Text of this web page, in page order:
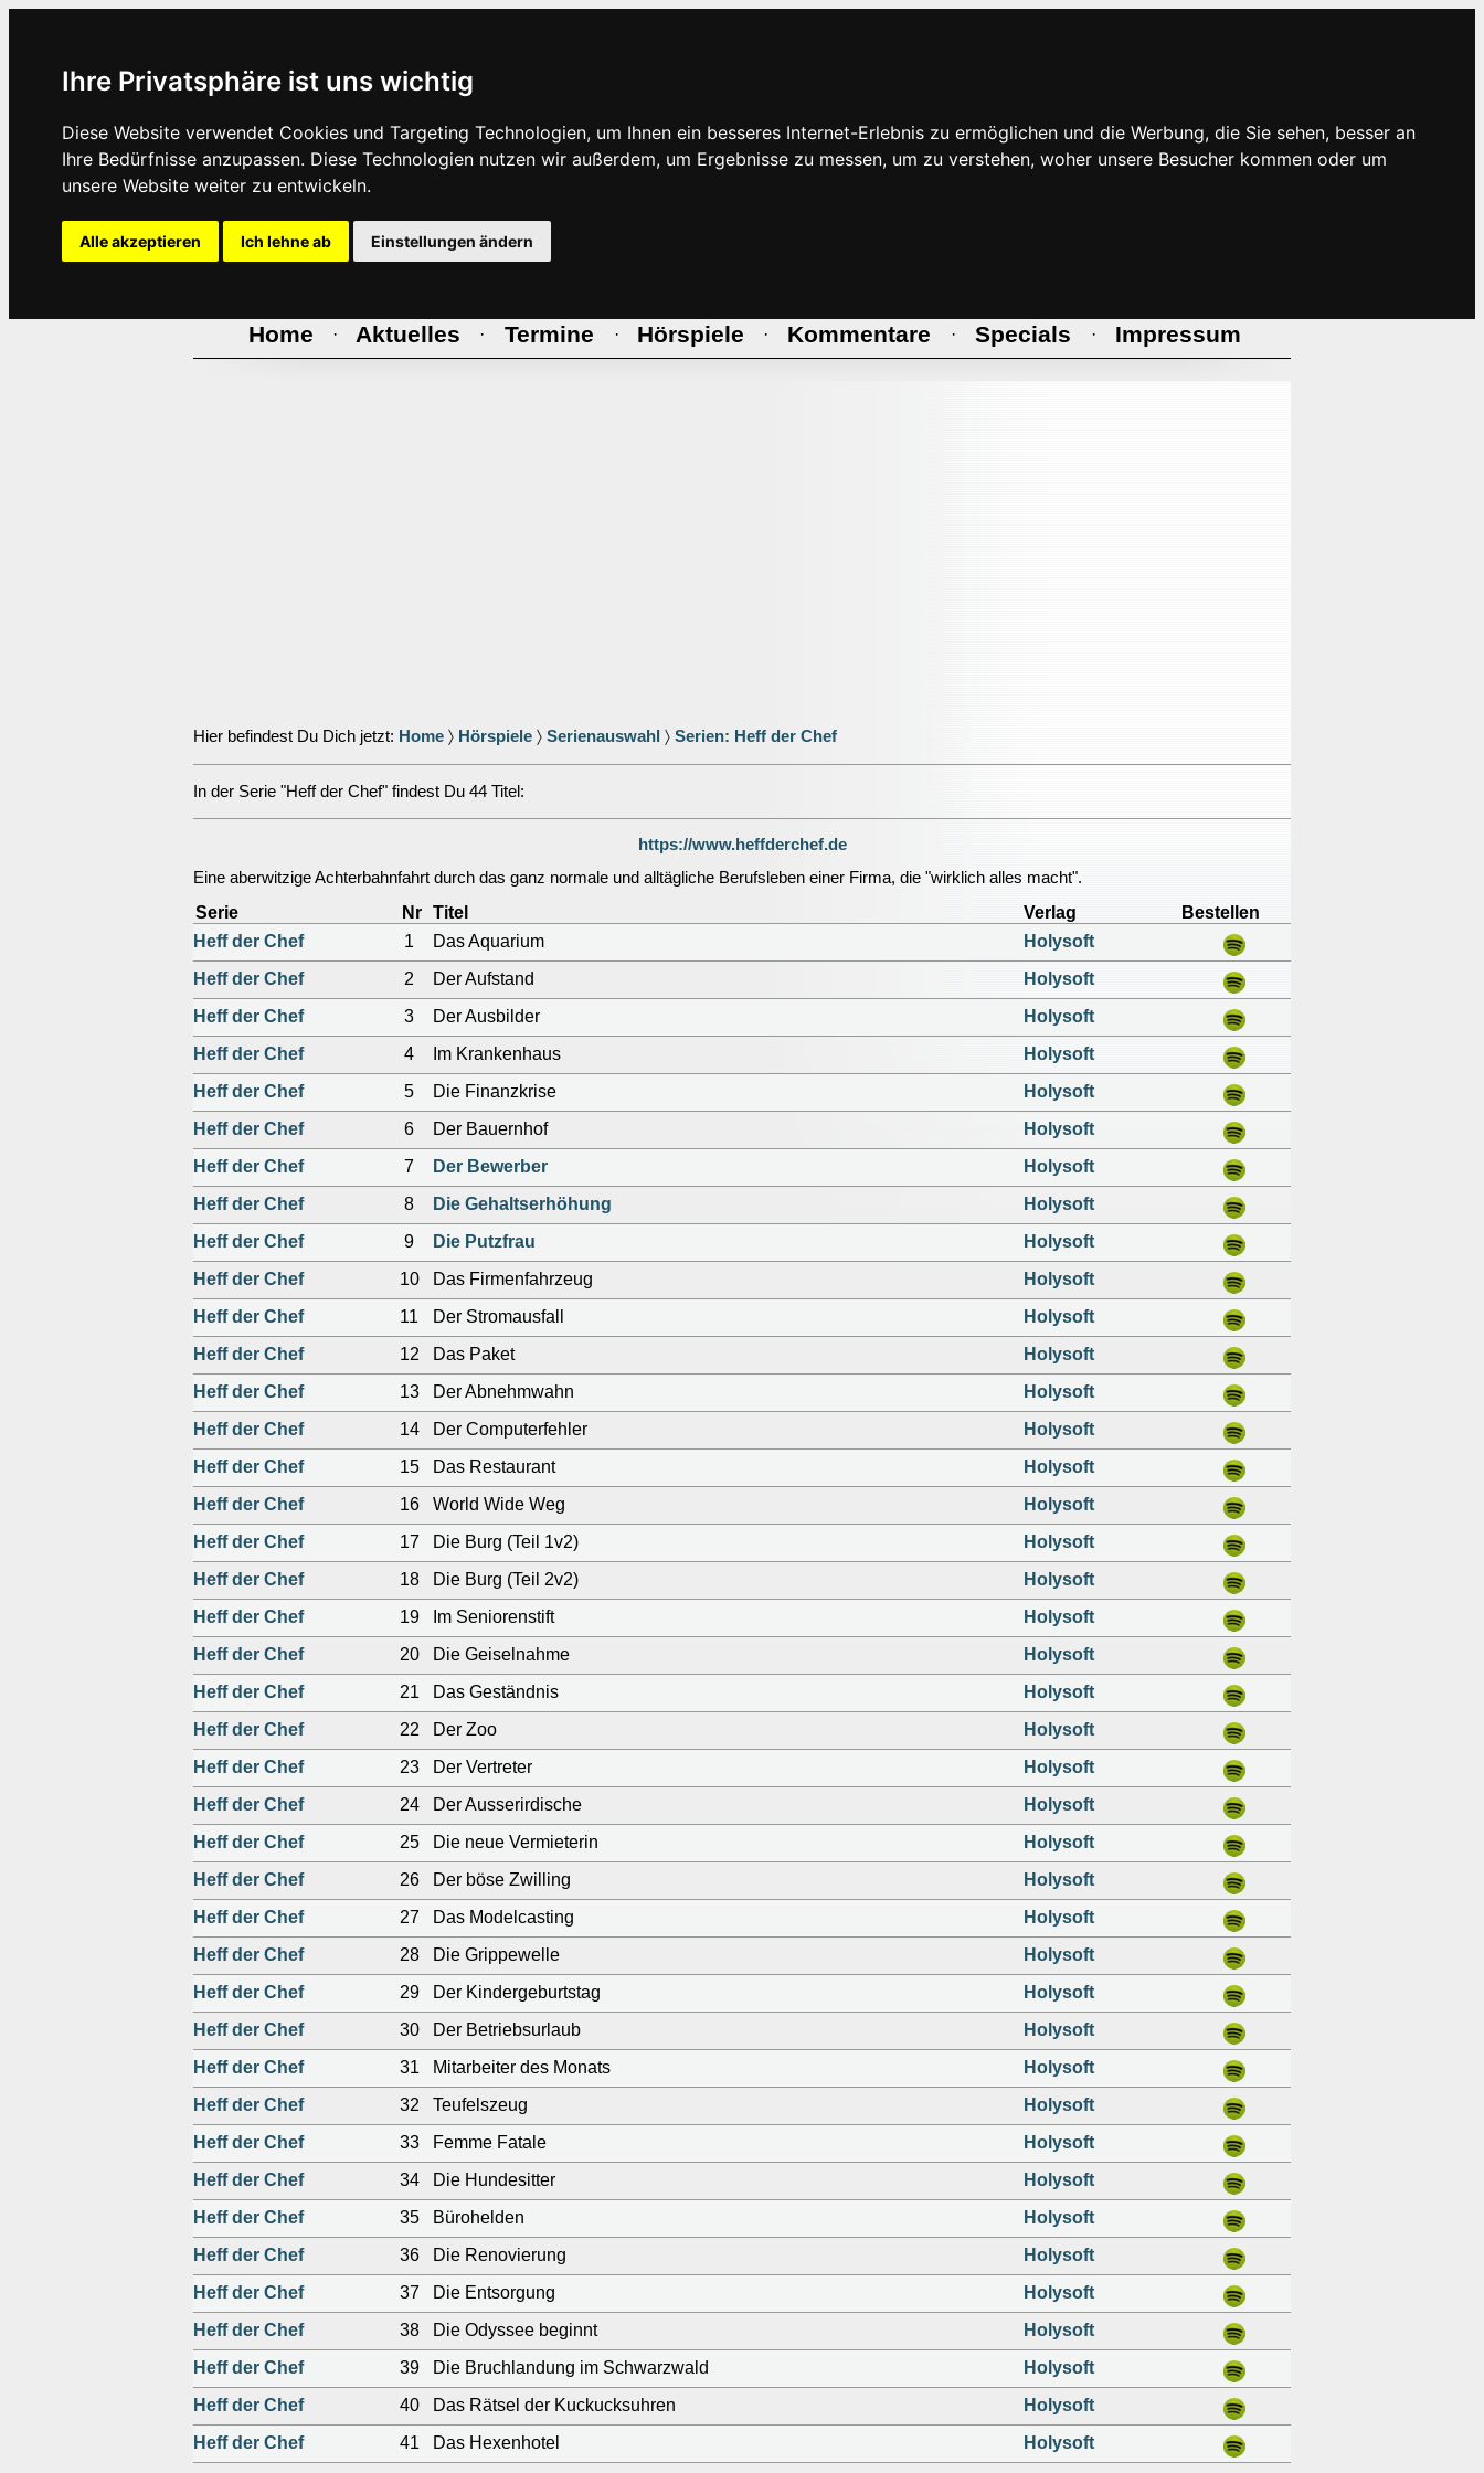
Ihre Privatsphäre ist uns wichtig
Diese Website verwendet Cookies und Targeting Technologien, um Ihnen ein besseres Internet-Erlebnis zu ermöglichen und die Werbung, die Sie sehen, besser an
Ihre Bedürfnisse anzupassen. Diese Technologien nutzen wir außerdem, um Ergebnisse zu messen, um zu verstehen, woher unsere Besucher kommen oder um
unsere Website weiter zu entwickeln.
Alle akzeptieren Ich lehne ab Einstellungen ändern
Home · Aktuelles · Termine · Hörspiele · Kommentare · Specials · Impressum
Hier befindest Du Dich jetzt: Home 〉 Hörspiele 〉 Serienauswahl 〉 Serien: Heff der Chef
In der Serie "Heff der Chef" findest Du 44 Titel:
https://www.heffderchef.de
Eine aberwitzige Achterbahnfahrt durch das ganz normale und alltägliche Berufsleben einer Firma, die "wirklich alles macht".
Serie Nr Titel Verlag
Bestellen
Heff der Chef
1 Das Aquarium
Holysoft
Heff der Chef
2 Der Aufstand
Holysoft
Heff der Chef
3 Der Ausbilder
Holysoft
Heff der Chef
4 Im Krankenhaus
Holysoft
Heff der Chef
5 Die Finanzkrise
Holysoft
Heff der Chef
6 Der Bauernhof
Holysoft
Heff der Chef
7 Der Bewerber
Holysoft
Heff der Chef
8 Die Gehaltserhöhung
Holysoft
Heff der Chef
9 Die Putzfrau
Holysoft
Heff der Chef
10 Das Firmenfahrzeug
Holysoft
Heff der Chef
11 Der Stromausfall
Holysoft
Heff der Chef
12 Das Paket
Holysoft
Heff der Chef
13 Der Abnehmwahn
Holysoft
Heff der Chef
14 Der Computerfehler
Holysoft
Heff der Chef
15 Das Restaurant
Holysoft
Heff der Chef
16 World Wide Weg
Holysoft
Heff der Chef
17 Die Burg (Teil 1v2)
Holysoft
Heff der Chef
18 Die Burg (Teil 2v2)
Holysoft
Heff der Chef
19 Im Seniorenstift
Holysoft
Heff der Chef
20 Die Geiselnahme
Holysoft
Heff der Chef
21 Das Geständnis
Holysoft
Heff der Chef
22 Der Zoo
Holysoft
Heff der Chef
23 Der Vertreter
Holysoft
Heff der Chef
24 Der Ausserirdische
Holysoft
Heff der Chef
25 Die neue Vermieterin
Holysoft
Heff der Chef
26 Der böse Zwilling
Holysoft
Heff der Chef
27 Das Modelcasting
Holysoft
Heff der Chef
28 Die Grippewelle
Holysoft
Heff der Chef
29 Der Kindergeburtstag
Holysoft
Heff der Chef
30 Der Betriebsurlaub
Holysoft
Heff der Chef
31 Mitarbeiter des Monats
Holysoft
Heff der Chef
32 Teufelszeug
Holysoft
Heff der Chef
33 Femme Fatale
Holysoft
Heff der Chef
34 Die Hundesitter
Holysoft
Heff der Chef
35 Bürohelden
Holysoft
Heff der Chef
36 Die Renovierung
Holysoft
Heff der Chef
37 Die Entsorgung
Holysoft
Heff der Chef
38 Die Odyssee beginnt
Holysoft
Heff der Chef
39 Die Bruchlandung im Schwarzwald
Holysoft
Heff der Chef
40 Das Rätsel der Kuckucksuhren
Holysoft
Heff der Chef
41 Das Hexenhotel
Holysoft